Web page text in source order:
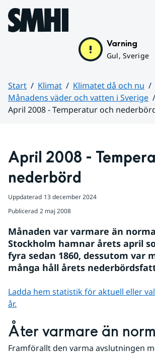
Hoppa till sidans innehåll
Varning
Gul, Sverige
Start Klimat
Klimatet då och nu
Månadens väder och vatten i Sverige
April 2008 - Temperatur och
April 2008 -
nederbörd
Uppdaterad 13 december 2024
Publicerad 2 maj 2008
Månaden var varmare än
Stockholm hamnar årets april
fyra sedan 1860, dessutom var
många håll årets
Ladda hem statistik för aktuell eller
år.
Åter varmare än
Framförallt den varma avslutningen